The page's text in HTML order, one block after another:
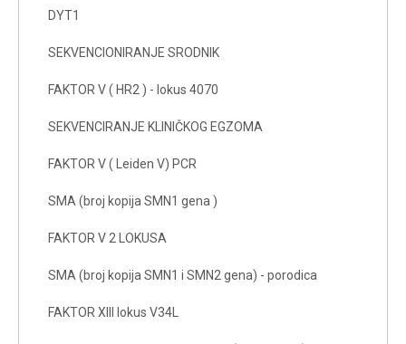
DYT1
SEKVENCIONIRANJE SRODNIK
FAKTOR V ( HR2 ) - lokus 4070
SEKVENCIRANJE KLINIČKOG EGZOMA
FAKTOR V ( Leiden V) PCR
SMA (broj kopija SMN1 gena )
FAKTOR V 2 LOKUSA
SMA (broj kopija SMN1 i SMN2 gena) - porodica
FAKTOR XIII lokus V34L